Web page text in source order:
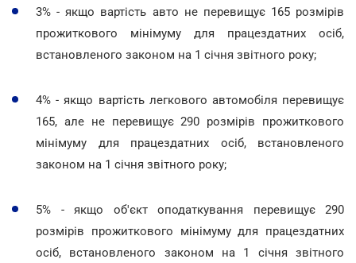
3% - якщо вартість авто не перевищує 165 розмірів
прожиткового мінімуму для працездатних осіб,
встановленого законом на 1 січня звітного року;
4% - якщо вартість легкового автомобіля перевищує
165, але не перевищує 290 розмірів прожиткового
мінімуму для працездатних осіб, встановленого
законом на 1 січня звітного року;
5% - якщо об'єкт оподаткування перевищує 290
розмірів прожиткового мінімуму для працездатних
осіб, встановленого законом на 1 січня звітного